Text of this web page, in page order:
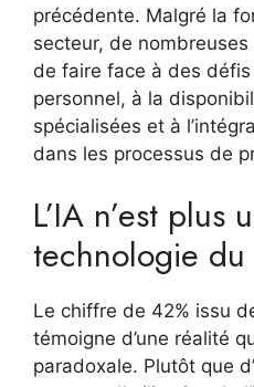
précédente. Malgré la
secteur, de
de faire face à des
personnel, à la
spécialisées et à
dans les processus de
L’IA n’est plus
technologie
Le chiffre de 42% issu
témoigne d’une réalité
paradoxale. Plutôt que